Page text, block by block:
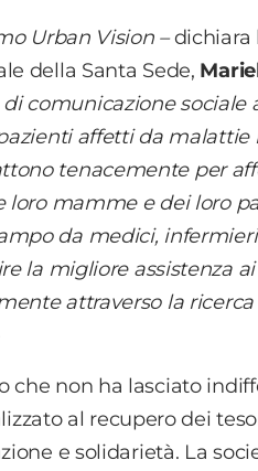
Urban Vision –dichiara
della Santa Sede,
comunicazione sociale
affetti da malattie
tenacemente per
loro mamme e dei loro
da medici,
la migliore assistenza
attraverso la
che non ha lasciato
al recupero dei
e solidarietà. La